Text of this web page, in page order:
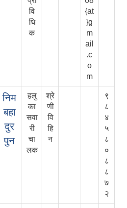
वि
धि
क
{at
}g
m
ail
.c
o
m
निम
बहा
दुर
पुन
हलु
का
सवा
री
चा
लक
श्रे
णी
वि
हि
न
९
८
४
५
८
०
८
८
७
२